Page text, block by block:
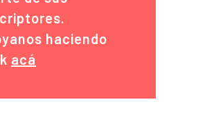
haciendo
acá